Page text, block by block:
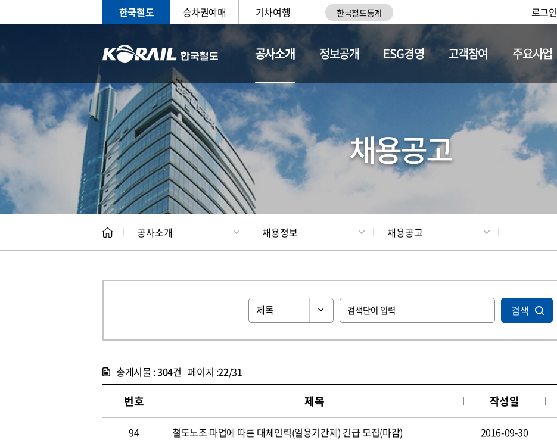
한국철도 승차권예매 기차여행 한국철도통계 로그인
공사소개
CEO 일반현황 채용정보
정보공개 ESG경영 고객참여 주요사업
채용공고
공사소개 채용정보 채용공고
검색
총게시물 :304건 페이지 :22/31
번호 제목 작성일
94 철도노조 파업에 따른 대체인력(일용기간제) 긴급 모집(마감) 2016-09-30